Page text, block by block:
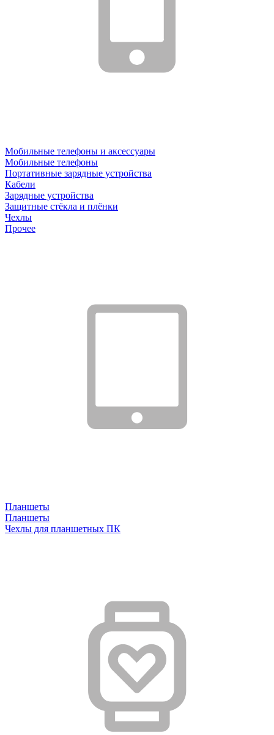
Мобильные телефоны и аксессуары
Мобильные телефоны
Портативные зарядные устройства
Кабели
Зарядные устройства
Защитные стёкла и плёнки
Чехлы
Прочее
Планшеты
Планшеты
Чехлы для планшетных ПК